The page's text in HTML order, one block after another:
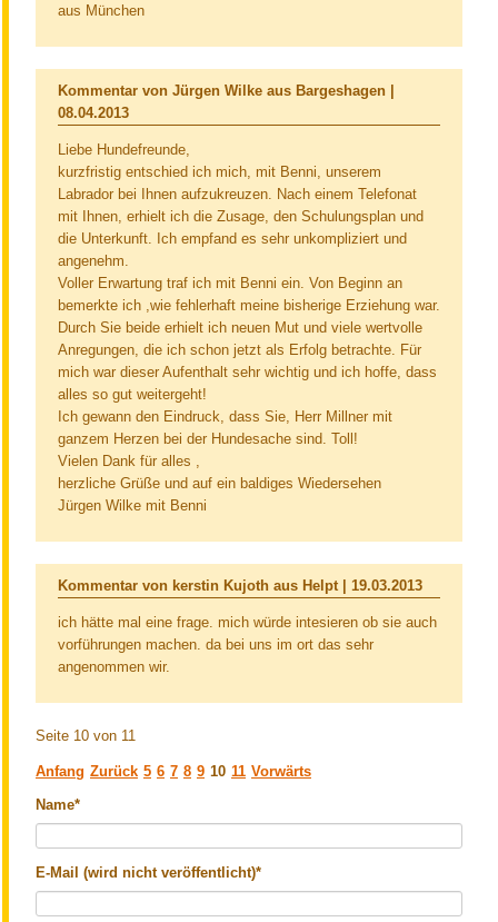
aus München
Kommentar von Jürgen Wilke aus Bargeshagen |
08.04.2013
Liebe Hundefreunde,
kurzfristig entschied ich mich, mit Benni, unserem
Labrador bei Ihnen aufzukreuzen. Nach einem Telefonat
mit Ihnen, erhielt ich die Zusage, den Schulungsplan und
die Unterkunft. Ich empfand es sehr unkompliziert und
angenehm.
Voller Erwartung traf ich mit Benni ein. Von Beginn an
bemerkte ich ,wie fehlerhaft meine bisherige Erziehung war.
Durch Sie beide erhielt ich neuen Mut und viele wertvolle
Anregungen, die ich schon jetzt als Erfolg betrachte. Für
mich war dieser Aufenthalt sehr wichtig und ich hoffe, dass
alles so gut weitergeht!
Ich gewann den Eindruck, dass Sie, Herr Millner mit
ganzem Herzen bei der Hundesache sind. Toll!
Vielen Dank für alles ,
herzliche Grüße und auf ein baldiges Wiedersehen
Jürgen Wilke mit Benni
Kommentar von kerstin Kujoth aus Helpt | 19.03.2013
ich hätte mal eine frage. mich würde intesieren ob sie auch
vorführungen machen. da bei uns im ort das sehr
angenommen wir.
Seite 10 von 11
Anfang Zurück 5 6 7 8 9 10 11 Vorwärts
Pflichtfeld
Name*
Pflichtfeld
E-Mail (wird nicht veröffentlicht)*